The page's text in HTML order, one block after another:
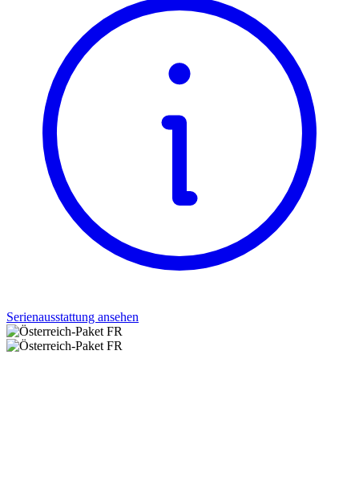
Serienausstattung ansehen